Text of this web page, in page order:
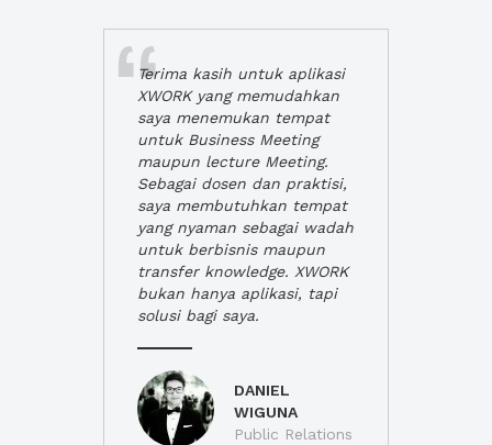
Terima kasih untuk aplikasi
XWORK yang memudahkan
saya menemukan tempat
untuk Business Meeting
maupun lecture Meeting.
Sebagai dosen dan praktisi,
saya membutuhkan tempat
yang nyaman sebagai wadah
untuk berbisnis maupun
transfer knowledge. XWORK
bukan hanya aplikasi, tapi
solusi bagi saya.
DANIEL
WIGUNA
Public Relations